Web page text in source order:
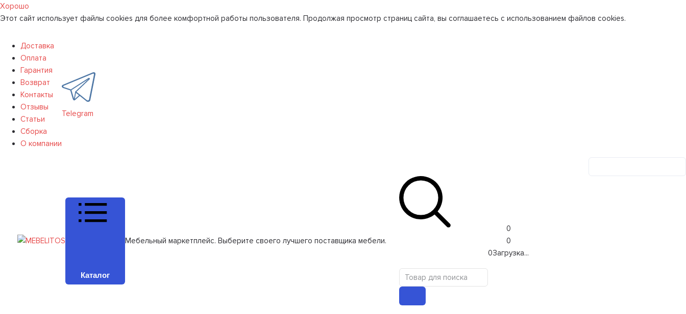
Хорошо
Этот сайт использует файлы cookies для более комфортной работы пользователя. Продолжая просмотр страниц сайта, вы соглашаетесь с использованием файлов cookies.
Доставка
Оплата
Гарантия
Возврат
Контакты
Отзывы
Статьи
Сборка
О компании
Telegram
Каталог
Мебельный маркетплейс. Выберите своего лучшего поставщика мебели.
0
0
0Загрузка...